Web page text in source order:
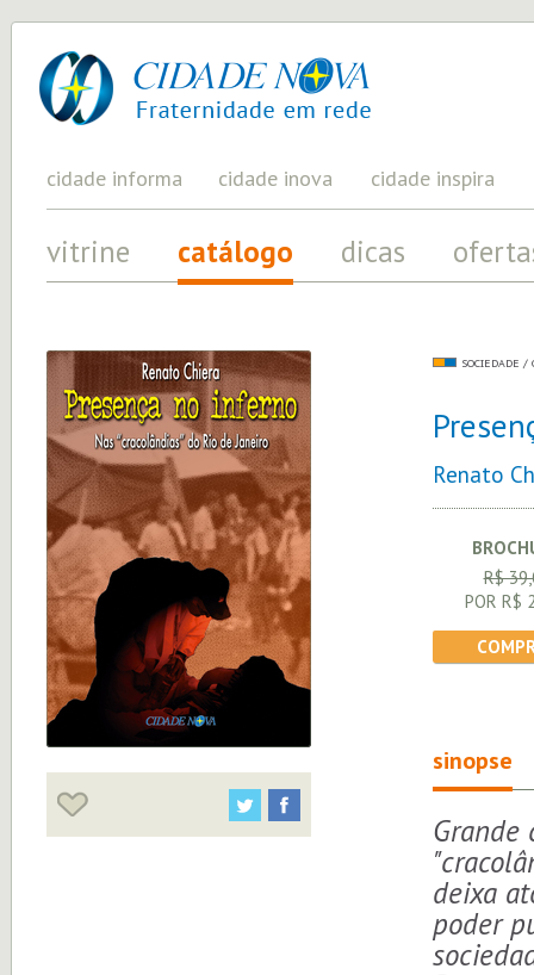
cidade
nova
UM
PROJETO
PELA
FRATERNIDADE
cidade informa cidade inova cidade inspira
vitrine catálogo dicas
SOCIEDADE /
Renato
R$
POR R$
sinopse
Grande
deixa
poder